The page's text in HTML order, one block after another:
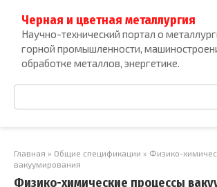
контенту
Черная и цветная металлургия
Научно-технический портал о
горной промышленности,
обработке металлов, энергетике.
Поиск:
Главная » Общие спецификации » Физико-
вакуумирования
Физико-химические процессы